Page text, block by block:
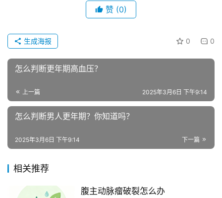
赞 (0)
0 0
生成海报
怎么判断更年期高血压？
上一篇 2025年3月6日 下午9:14
怎么判断男人更年期？你知道吗？
下一篇
2025年3月6日 下午9:14
相关推荐
腹主动脉瘤破裂怎么办